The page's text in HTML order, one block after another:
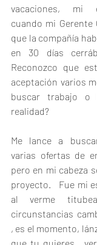
vacaciones, mi
cuando mi Gerente
que la compañía
en 30 días
Reconozco que
aceptación varios
buscar trabajo o
realidad?
Me lance a
varias ofertas de
pero en mi cabeza
proyecto.   Fue mi
al verme
circunstancias
, es el momento,
que tu quieres,